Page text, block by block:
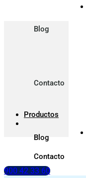
Blog
Contacto
Productos
Blog
Contacto
900 42 33 60